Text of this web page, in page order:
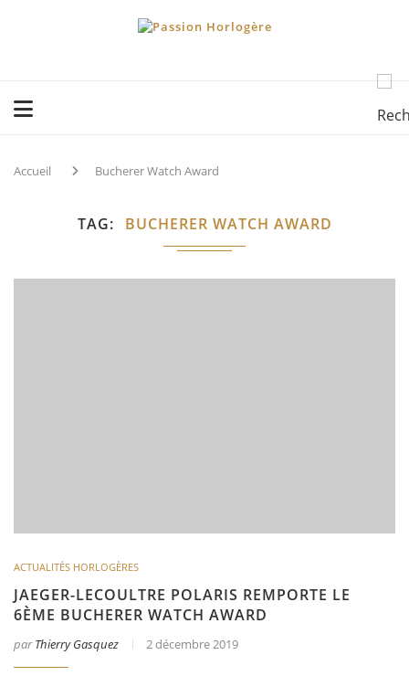
Accueil Bucherer Watch Award
TAG BUCHERER WATCH AWARD
ACTUALITÉS HORLOGÈRES
JAEGER-LECOULTRE POLARIS REMPORTE LE
6ÈME BUCHERER WATCH AWARD
parThierry Gasquez 2 décembre 2019